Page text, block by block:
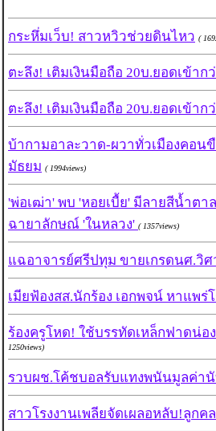
กระหึ่มเว็บ! สาวหวิวช่วยดินไหว (
ตะลึง! เติมเงินมือถือ 20บ.ยอดเข้าก
ตะลึง! เติมเงินมือถือ 20บ.ยอดเข้าก
บ้ากามอาละวาด-ผวาทั่วเมืองคอนขื
มัธยม ( 1994views)
'พ่อเฒ่า' พบ 'หอยเบื้ย' มีลายสีน้ำตา
ฉายาลักษณ์ 'ในหลวง' ( 1357views)
แฉอาจารย์ศรีปทุม ขายเกรดนศ.วิศ
เมียฟ้องสส.นักร้อง เอกพจน์ หาแพร่
ร้องครูโหด! ใช้บรรทัดเหล็กฟาดน่อ
1250views)
รวบผช.โค้ชบอลรับแทงพนันมูลค่า
สาวโรงงานเพลียจัดเผลอหลับ!ลูกค